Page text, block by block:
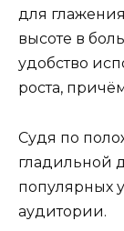
для
высоте в
удобство
роста,
Судя по
гладильной
популярных
аудитории.